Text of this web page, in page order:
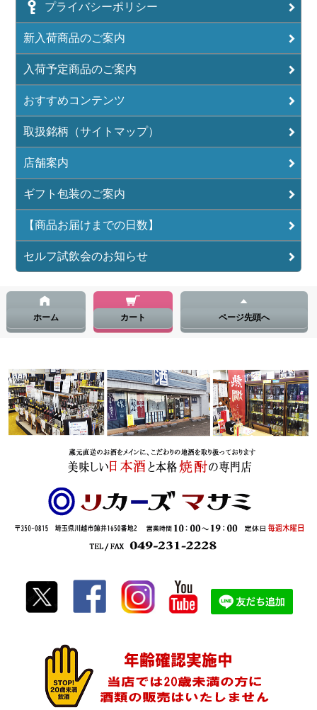
プライバシーポリシー
新入荷商品のご案内
入荷予定商品のご案内
おすすめコンテンツ
取扱銘柄（サイトマップ）
店舗案内
ギフト包装のご案内
【商品お届けまでの日数】
セルフ試飲会のお知らせ
ホーム カート ページ先頭へ